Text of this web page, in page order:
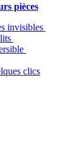
pièces
invisibles
clics